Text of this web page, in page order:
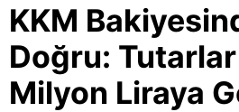
KKM
Doğru:
Milyon Liraya